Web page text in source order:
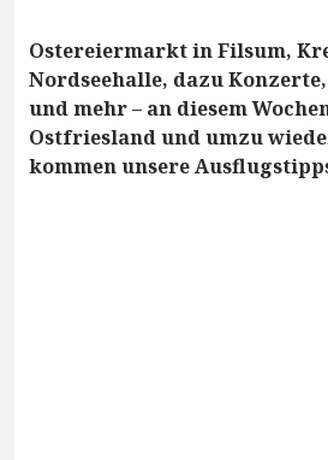
Ostereiermarkt in Filsum,
Nordseehalle, dazu
und mehr – an diesem
Ostfriesland und umzu
kommen unsere